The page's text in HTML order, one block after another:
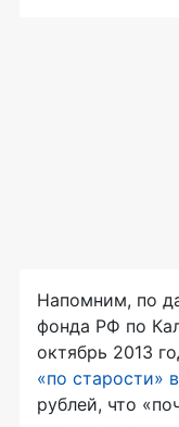
Напомним, по
фонда РФ по
октябрь 2013
«по старости»
рублей, что